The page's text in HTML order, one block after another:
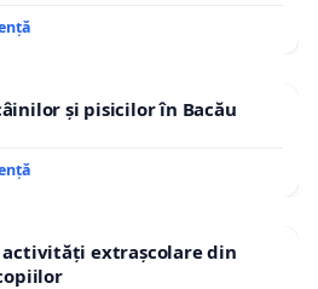
și pisicilor în Bacău
activități extrașcolare din